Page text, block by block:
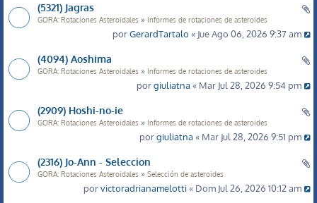
(5321) Jagras
GORA: Rotaciones Asteroidales » Informes de rotaciones de asteroides
porGerardTartalo « Jue Ago 06, 2026 9:37 am
(4094) Aoshima
GORA: Rotaciones Asteroidales » Informes de rotaciones de asteroides
porgiuliatna « Mar Jul 28, 2026 9:54 pm
(2909) Hoshi-no-ie
GORA: Rotaciones Asteroidales » Informes de rotaciones de asteroides
porgiuliatna « Mar Jul 28, 2026 9:51 pm
(2316) Jo-Ann - Seleccion
GORA: Rotaciones Asteroidales » Selección de asteroides
porvictoradrianamelotti« Dom Jul 26, 2026 10:12 am